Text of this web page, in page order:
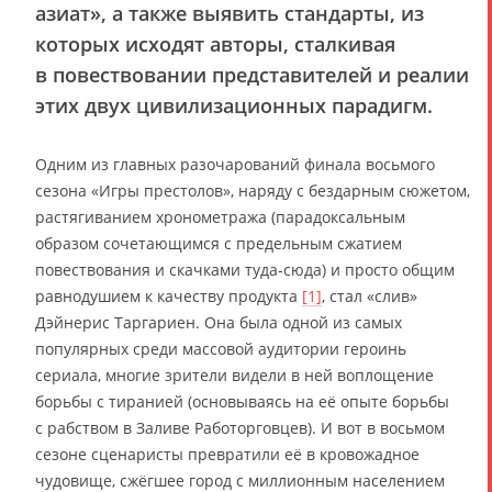
азиат», а также выявить стандарты, из
которых исходят авторы, сталкивая
в повествовании представителей и реалии
этих двух цивилизационных парадигм.
Одним из главных разочарований финала восьмого
сезона «Игры престолов», наряду с бездарным сюжетом,
растягиванием хронометража (парадоксальным
образом сочетающимся с предельным сжатием
повествования и скачками туда-сюда) и просто общим
равнодушием к качеству продукта [1], стал «слив»
Дэйнерис Таргариен. Она была одной из самых
популярных среди массовой аудитории героинь
сериала, многие зрители видели в ней воплощение
борьбы с тиранией (основываясь на её опыте борьбы
с рабством в Заливе Работорговцев). И вот в восьмом
сезоне сценаристы превратили её в кровожадное
чудовище, сжёгшее город с миллионным населением